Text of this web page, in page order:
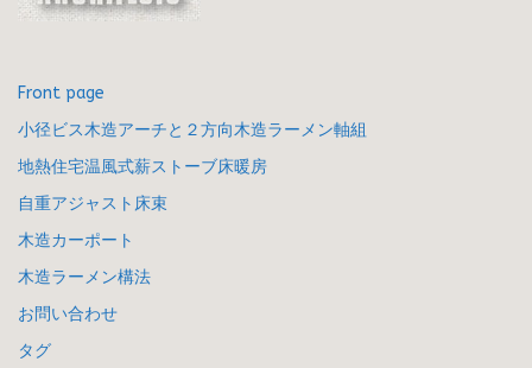
Front page
小径ビス木造アーチと２方向木造ラーメン軸組
地熱住宅温風式薪ストーブ床暖房
自重アジャスト床束
木造カーポート
木造ラーメン構法
お問い合わせ
タグ